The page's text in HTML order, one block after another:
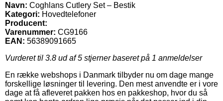
Navn: Coghlans Cutlery Set – Bestik
Kategori: Hovedtelefoner
Producent:
Varenummer: CG9166
EAN: 56389091665
Vurderet til 3.8 ud af 5 stjerner baseret på 1 anmeldelser
En række webshops i Danmark tilbyder nu om dage mange
forskellige løsninger til levering. Den mest anvendte er i vore
dage at få afleveret pakken hos en pakkeshop, hvor du så